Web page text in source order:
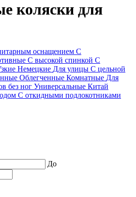
коляски для
оснащением С
С высокой спинкой С
Немецкие Для улицы С цельной
Облегченные Комнатные Для
без ног Универсальные Китай
С откидными подлокотниками
До